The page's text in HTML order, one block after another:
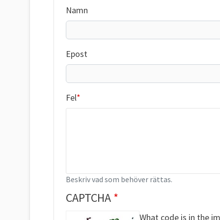
Namn
Epost
Fel
Beskriv vad som behöver rättas.
CAPTCHA
What code is in the